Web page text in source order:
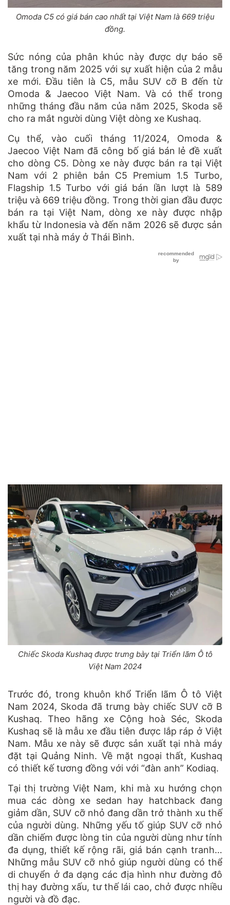
Omoda C5 có giá bán cao nhất tại Việt Nam là 669 triệu
đồng.
Sức nóng của phân khúc này được dự báo sẽ
tăng trong năm 2025 với sự xuất hiện của 2 mẫu
xe mới. Đầu tiên là C5, mẫu SUV cỡ B đến từ
Omoda & Jaecoo Việt Nam. Và có thể trong
những tháng đầu năm của năm 2025, Skoda sẽ
cho ra mắt người dùng Việt dòng xe Kushaq.
Cụ thể, vào cuối tháng 11/2024, Omoda &
Jaecoo Việt Nam đã công bố giá bán lẻ đề xuất
cho dòng C5. Dòng xe này được bán ra tại Việt
Nam với 2 phiên bản C5 Premium 1.5 Turbo,
Flagship 1.5 Turbo với giá bán lần lượt là 589
triệu và 669 triệu đồng. Trong thời gian đầu được
bán ra tại Việt Nam, dòng xe này được nhập
khẩu từ Indonesia và đến năm 2026 sẽ được sản
xuất tại nhà máy ở Thái Bình.
Chiếc Skoda Kushaq được trưng bày tại Triển lãm Ô tô
Việt Nam 2024
Trước đó, trong khuôn khổ Triển lãm Ô tô Việt
Nam 2024, Skoda đã trưng bày chiếc SUV cỡ B
Kushaq. Theo hãng xe Cộng hoà Séc, Skoda
Kushaq sẽ là mẫu xe đầu tiên được lắp ráp ở Việt
Nam. Mẫu xe này sẽ được sản xuất tại nhà máy
đặt tại Quảng Ninh. Về mặt ngoại thất, Kushaq
có thiết kế tương đồng với với “đàn anh” Kodiaq.
Tại thị trường Việt Nam, khi mà xu hướng chọn
mua các dòng xe sedan hay hatchback đang
giảm dần, SUV cỡ nhỏ đang dần trở thành xu thế
của người dùng. Những yếu tố giúp SUV cỡ nhỏ
dần chiếm được lòng tin của người dùng như tính
đa dụng, thiết kế rộng rãi, giá bán cạnh tranh…
Những mẫu SUV cỡ nhỏ giúp người dùng có thể
di chuyển ở đa dạng các địa hình như đường đô
thị hay đường xấu, tư thế lái cao, chở được nhiều
người và đồ đạc.